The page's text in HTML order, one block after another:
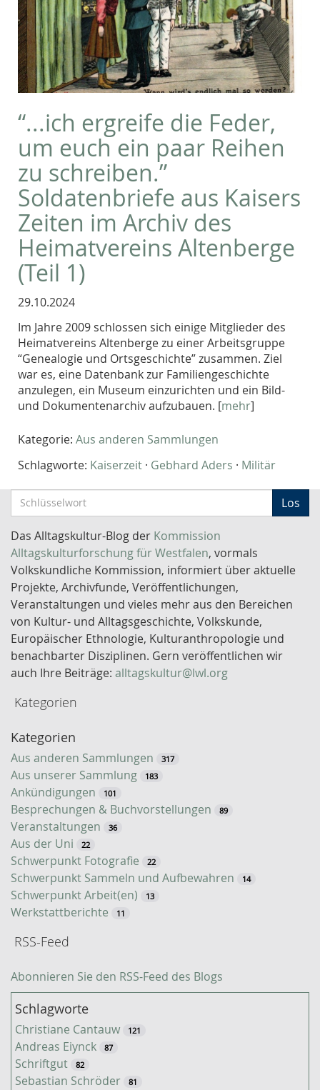
“...ich ergreife die Feder,
um euch ein paar Reihen
zu schreiben.”
Soldatenbriefe aus Kaisers
Zeiten im Archiv des
Heimatvereins Altenberge
(Teil 1)
29.10.2024
Im Jahre 2009 schlossen sich einige Mitglieder des
Heimatvereins Altenberge zu einer Arbeitsgruppe
“Genealogie und Ortsgeschichte” zusammen. Ziel
war es, eine Datenbank zur Familiengeschichte
anzulegen, ein Museum einzurichten und ein Bild-
und Dokumentenarchiv aufzubauen. [mehr]
Kategorie: Aus anderen Sammlungen
Schlagworte: Kaiserzeit · Gebhard Aders · Militär
c
h
l
ü
s
s
e
l
w
o
S
u
c
h
e
Los
Das Alltagskultur-Blog der Kommission
Alltagskulturforschung für Westfalen, vormals
Volkskundliche Kommission, informiert über aktuelle
Projekte, Archivfunde, Veröffentlichungen,
Veranstaltungen und vieles mehr aus den Bereichen
von Kultur- und Alltagsgeschichte, Volkskunde,
Europäischer Ethnologie, Kulturanthropologie und
benachbarter Disziplinen. Gern veröffentlichen wir
auch Ihre Beiträge: alltagskultur@lwl.org
Kategorien
Kategorien
Aus anderen Sammlungen 317
Aus unserer Sammlung 183
Ankündigungen 101
Besprechungen & Buchvorstellungen 89
Veranstaltungen 36
Aus der Uni 22
Schwerpunkt Fotografie 22
Schwerpunkt Sammeln und Aufbewahren 14
Schwerpunkt Arbeit(en) 13
Werkstattberichte 11
RSS-Feed
Abonnieren Sie den RSS-Feed des Blogs
Schlagworte
Christiane Cantauw 121
Andreas Eiynck 87
Schriftgut 82
Sebastian Schröder 81